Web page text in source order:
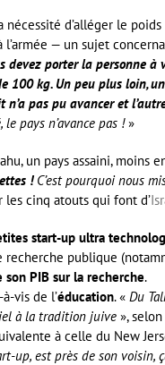
nécessité d’alléger le
— un sujet
devez porter la personne
100 kg. Un peu plus loin,
pas pu avancer et
pays n’avance pas !»
un pays assaini, moins
!C’est pourquoi nous
les cinq atouts qui font d’
start-up ultra
recherche publique
son PIB sur la recherche.
vis de l’éducation. « Du
à la tradition juive »,
à celle du New
up, est près de son voisin,